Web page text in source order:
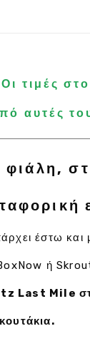
τιμές
αυτές
έστω και
BoxNow ή
Last Mile
κουτάκια.